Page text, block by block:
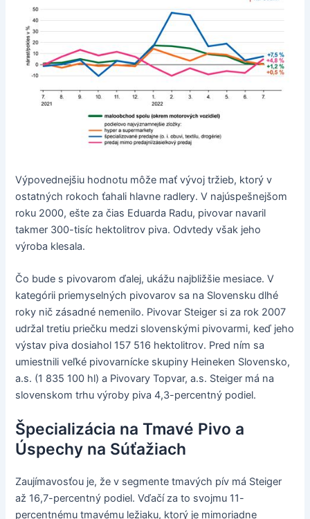
Výpovednejšiu hodnotu môže mať vývoj tržieb, ktorý v
ostatných rokoch ťahali hlavne radlery. V najúspešnejšom
roku 2000, ešte za čias Eduarda Radu, pivovar navaril
takmer 300-tisíc hektolitrov piva. Odvtedy však jeho
výroba klesala.
Čo bude s pivovarom ďalej, ukážu najbližšie mesiace. V
kategórii priemyselných pivovarov sa na Slovensku dlhé
roky nič zásadné nemenilo. Pivovar Steiger si za rok 2007
udržal tretiu priečku medzi slovenskými pivovarmi, keď jeho
výstav piva dosiahol 157 516 hektolitrov. Pred ním sa
umiestnili veľké pivovarnícke skupiny Heineken Slovensko,
a.s. (1 835 100 hl) a Pivovary Topvar, a.s. Steiger má na
slovenskom trhu výroby piva 4,3-percentný podiel.
Špecializácia na Tmavé Pivo a
Úspechy na Súťažiach
Zaujímavosťou je, že v segmente tmavých pív má Steiger
až 16,7-percentný podiel. Vďačí za to svojmu 11-
percentnému tmavému ležiaku, ktorý je mimoriadne